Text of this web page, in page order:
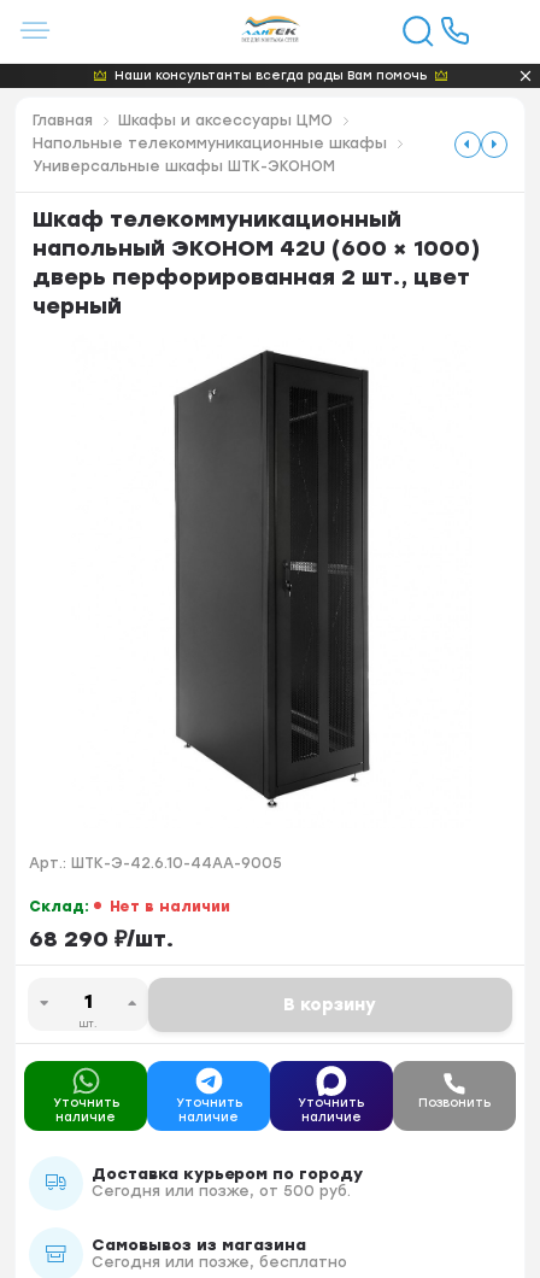
Наши консультанты всегда рады Вам помочь
Главная
Шкафы и аксессуары ЦМО
Напольные телекоммуникационные шкафы
Универсальные шкафы ШТК-ЭКОНОМ
Шкаф телекоммуникационный
напольный ЭКОНОМ 42U (600 × 1000)
дверь перфорированная 2 шт., цвет
черный
Арт.: ШТК-Э-42.6.10-44АА-9005
Склад: Нет в наличии
68 290 ₽/шт.
шт.
В корзину
Уточнить
наличие
Уточнить
наличие
Уточнить
наличие
Позвонить
Доставка курьером по городу
Сегодня или позже, от 500 руб.
Самовывоз из магазина
Сегодня или позже, бесплатно